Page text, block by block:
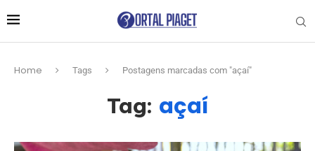
Home Tags Postagens marcadas com "açaí"
Tag: açaí